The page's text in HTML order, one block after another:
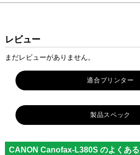
レビュー
まだレビューがありません。
製品スペック
メーカー
CANON Canofax-L380S のよくある